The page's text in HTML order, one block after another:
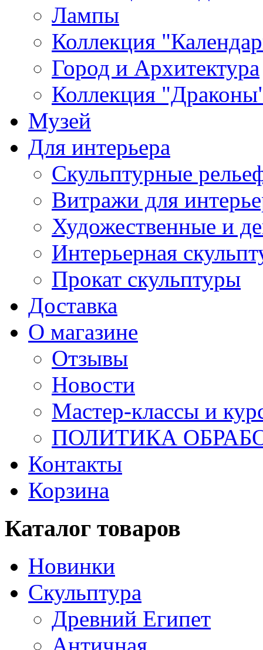
Лампы
Коллекция
Город и Архитектура
Коллекция
Музей
Для интерьера
Скульптурные
Витражи для
Художественные и
Интерьерная
Прокат скульптуры
Доставка
О магазине
Отзывы
Новости
Мастер-классы и
ПОЛИТИКА
Контакты
Корзина
Каталог товаров
Новинки
Скульптура
Древний Египет